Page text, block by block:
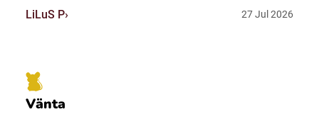
LiLuS P 27 Jul 2026
Vänta